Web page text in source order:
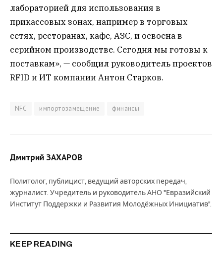
лабораторией для использования в
прикассовых зонах, например в торговых
сетях, ресторанах, кафе, АЗС, и освоена в
серийном производстве. Сегодня мы готовы к
поставкам», — сообщил руководитель проектов
RFID и ИТ компании Антон Старков.
NFC импортозамещение финансы
Дмитрий ЗАХАРОВ
Политолог, публицист, ведущий авторских передач,
журналист. Учредитель и руководитель АНО "Евразийский
Институт Поддержки и Развития Молодёжных Инициатив".
KEEP READING